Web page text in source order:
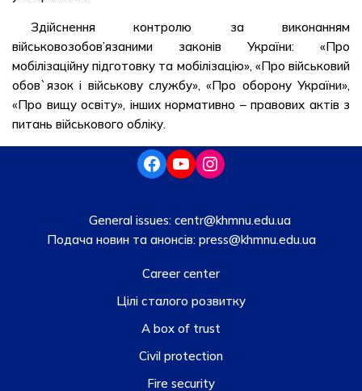
Здійснення контролю за виконанням
військовозобов’язаними законів України: «Про
мобілізаційну підготовку та мобілізацію», «Про військовий
обов`язок і військову службу», «Про оборону України»,
«Про вищу освіту», інших нормативно – правових актів з
питань військового обліку.
General issues: centr@khmnu.edu.ua
Подача новин та анонсів:press@khmnu.edu.ua
Career center
Цілі сталого розвитку
A box of trust
Civil protection
Fire security